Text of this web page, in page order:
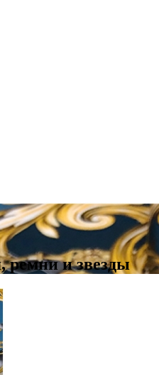
ремни и звезды